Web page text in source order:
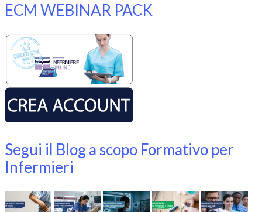
ECM WEBINAR PACK
Segui il Blog a scopo Formativo per
Infermieri